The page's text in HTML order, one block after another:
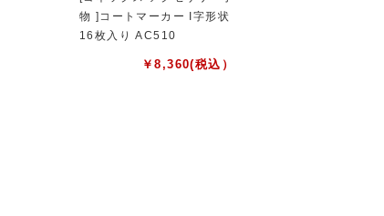
物 ]コートマーカー I字形状
16枚入り AC510
￥8,360(税込）